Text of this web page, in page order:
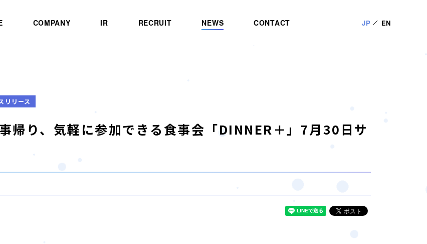
COMPANY IR RECRUIT NEWS CONTACT JP EN
リリース
帰り、気軽に参加できる食事会「DINNER＋」7月30日サ